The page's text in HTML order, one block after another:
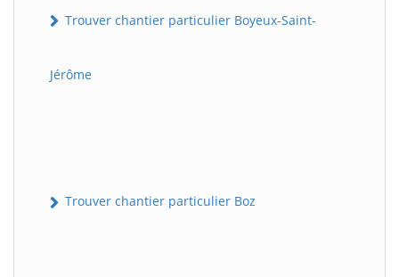
Trouver chantier particulier Boyeux-Saint-
Jérôme
Trouver chantier particulier Boz